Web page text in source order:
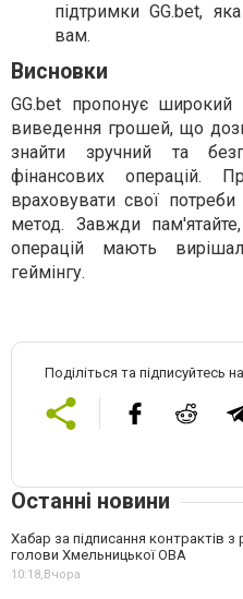
підтримки GG.bet,
вам.
Висновки
GG.bet пропонує широкий
виведення грошей, що
знайти зручний та
фінансових операцій.
враховувати свої
метод. Завжди
операцій мають
геймінгу.
Поділіться та підписуйтесь
Останні новини
Хабар за підписання контрактів
голови Хмельницької ОВА
10:18,Вчора